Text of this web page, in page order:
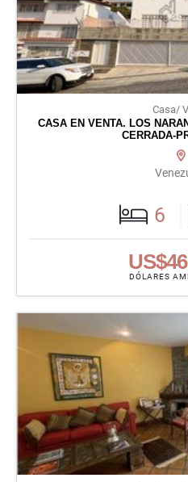
Casa/
CASA EN VENTA. LOS
CERRADA-
6
DÓLARES